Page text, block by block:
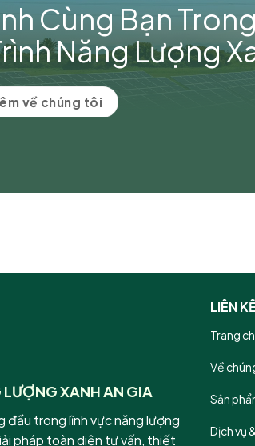
Cùng Bạn Trong
Năng Lượng
về chúng tôi
XANH AN GIA
đầu trong lĩnh vực năng lượng
pháp toàn diện tư vấn, thiết
LIÊN
Trang
Về
Sản
Dịch vụ